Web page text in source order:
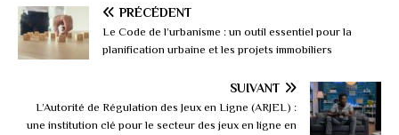
PRÉCÉDENT
Le Code de l’urbanisme : un outil essentiel pour la
planification urbaine et les projets immobiliers
SUIVANT
L’Autorité de Régulation des Jeux en Ligne (ARJEL) :
une institution clé pour le secteur des jeux en ligne en